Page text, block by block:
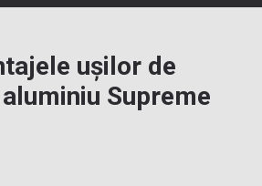
ușilor de
Supreme